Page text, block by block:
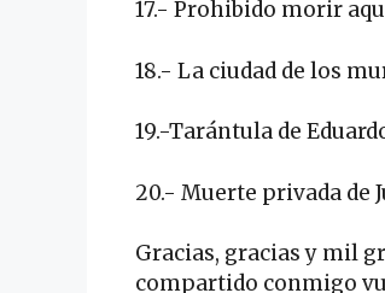
17.- Prohibido morir
18.- La ciudad de los
19.-Tarántula de
20.- Muerte privada de
Gracias, gracias y mil
compartido conmigo